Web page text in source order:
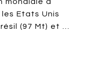
Etats Unis
(97 Mt) et …